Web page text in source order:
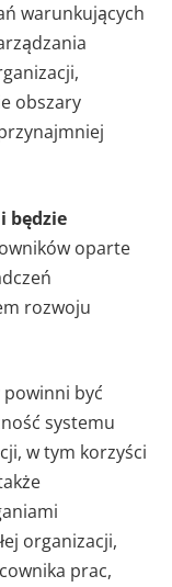
warunkujących
obszary
będzie
oparte
rozwoju
powinni być
systemu
w tym korzyści
organizacji,
prac,